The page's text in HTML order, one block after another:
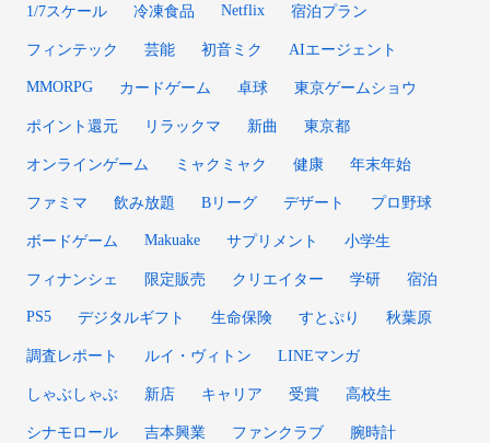
1/7スケール 冷凍食品 Netflix 宿泊プラン
フィンテック 芸能 初音ミク AIエージェント
MMORPG カードゲーム 卓球 東京ゲームショウ
ポイント還元 リラックマ 新曲 東京都
オンラインゲーム ミャクミャク 健康 年末年始
ファミマ 飲み放題 Bリーグ デザート プロ野球
ボードゲーム Makuake サプリメント 小学生
フィナンシェ 限定販売 クリエイター 学研 宿泊
PS5 デジタルギフト 生命保険 すとぷり 秋葉原
調査レポート ルイ・ヴィトン LINEマンガ
しゃぶしゃぶ 新店 キャリア 受賞 高校生
シナモロール 吉本興業 ファンクラブ 腕時計